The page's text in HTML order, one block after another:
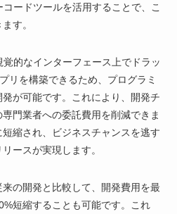
ードツールを活用することで、こ
す。
的なインターフェース上でドラッ
リを構築できるため、プログラミ
が可能です。これにより、開発チ
門業者への委託費用を削減できま
縮され、ビジネスチャンスを逃す
ースが実現します。
の開発と比較して、開発費用を最
短縮することも可能です。これ